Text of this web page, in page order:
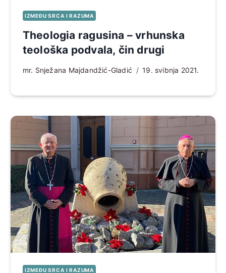
IZMEĐU SRCA I RAZUMA
Theologia ragusina – vrhunska
teološka podvala, čin drugi
mr. Snježana Majdandžić-Gladić 19. svibnja 2021.
IZMEĐU SRCA I RAZUMA